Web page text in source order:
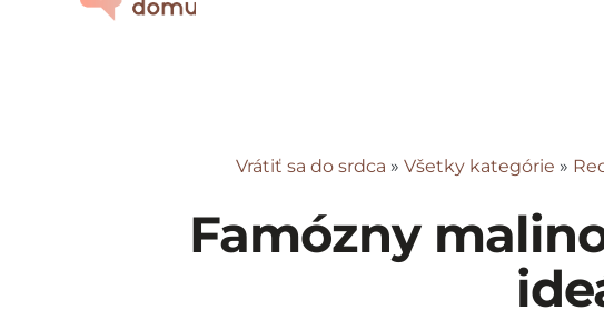
Vrátiť sa do srdca » Všetky kategórie »
Famózny